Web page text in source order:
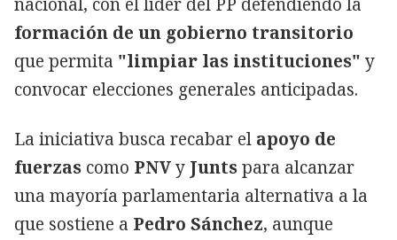
formación de un gobierno transitorio
que permita "limpiar las instituciones" y
convocar elecciones generales anticipadas.
La iniciativa busca recabar el apoyo de
fuerzas como PNVy Juntspara alcanzar
una mayoría parlamentaria alternativa a la
que sostiene a Pedro Sánchez, aunque